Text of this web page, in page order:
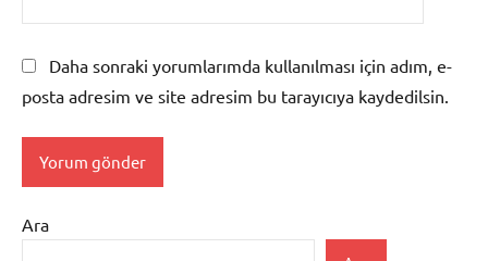
Daha sonraki yorumlarımda kullanılması için adım, e-
posta adresim ve site adresim bu tarayıcıya kaydedilsin.
Ara